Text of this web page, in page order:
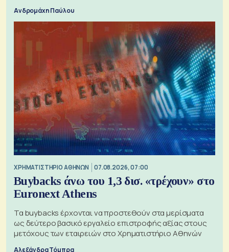
Ανδρομάχη Παύλου
XΡΗΜΑΤΙΣΤΗΡΙΟ ΑΘΗΝΩΝ 07.08.2026, 07:00
Buybacks άνω του 1,3 δισ. «τρέχουν» στο
Euronext Athens
Τα buybacks έρχονται να προστεθούν στα μερίσματα
ως δεύτερο βασικό εργαλείο επιστροφής αξίας στους
μετόχους των εταιρειών στο Χρηματιστήριο Αθηνών
Αλεξάνδρα Τόμπρα